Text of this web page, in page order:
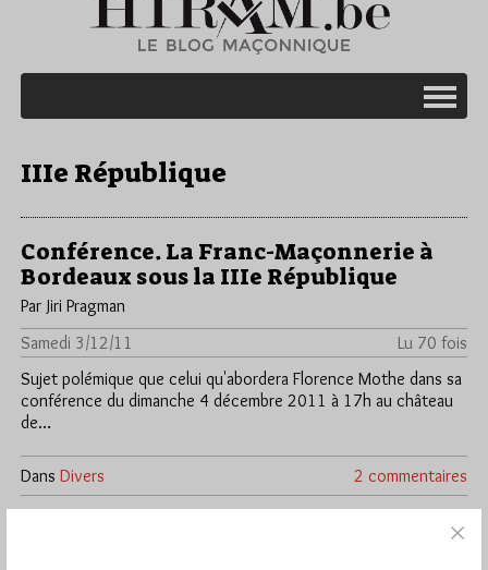
IIIe République
Conférence. La Franc-Maçonnerie à
Bordeaux sous la IIIe République
Par Jiri Pragman
Samedi 3/12/11
Lu 70 fois
Sujet polémique que celui qu'abordera Florence Mothe dans sa
conférence du dimanche 4 décembre 2011 à 17h au château
de…
Dans Divers 2 commentaires